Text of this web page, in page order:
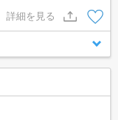
詳細を見る